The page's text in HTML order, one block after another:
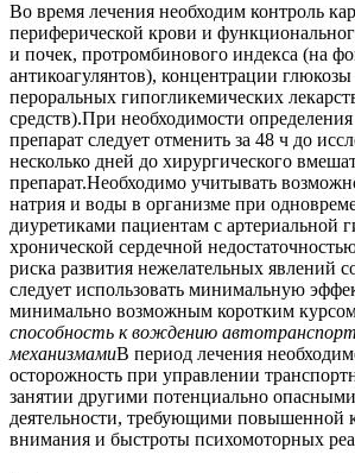
Во время лечения необходим контроль
периферической крови и
и почек, протромбинового индекса (на
антикоагулянтов), концентрации
пероральных гипогликемических
средств).При необходимости
препарат следует отменить за 48 ч до
несколько дней до хирургического
препарат.Необходимо учитывать
натрия и воды в организме при
диуретиками пациентам с артериальной
хронической сердечной
риска развития нежелательных явлений
следует использовать минимальную
минимально возможным коротким
способность к вождению
механизмамиВ период лечения
осторожность при управлении
занятии другими потенциально
деятельности, требующими повышенной
внимания и быстроты психомоторных